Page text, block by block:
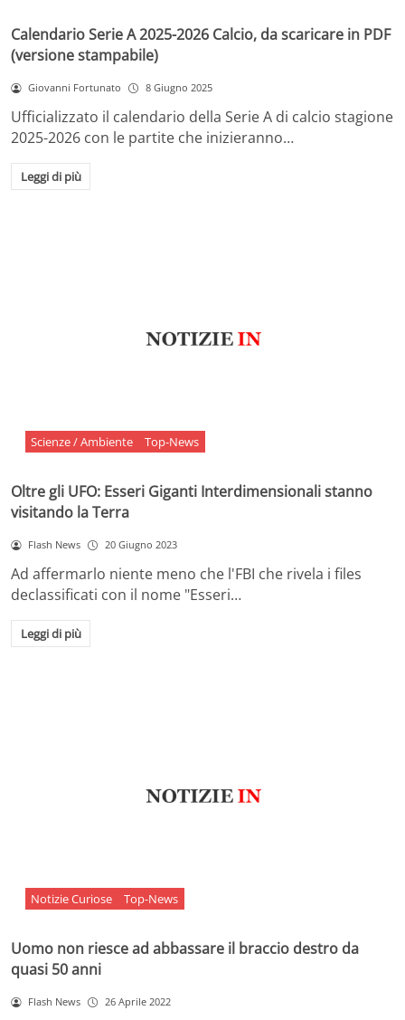
Calendario Serie A 2025-2026 Calcio, da scaricare in PDF
(versione stampabile)
Giovanni Fortunato 8 Giugno 2025
Ufficializzato il calendario della Serie A di calcio stagione
2025-2026 con le partite che inizieranno…
Leggi di più
Scienze / Ambiente Top-News
Oltre gli UFO: Esseri Giganti Interdimensionali stanno
visitando la Terra
Flash News 20 Giugno 2023
Ad affermarlo niente meno che l'FBI che rivela i files
declassificati con il nome "Esseri…
Leggi di più
Notizie Curiose Top-News
Uomo non riesce ad abbassare il braccio destro da
quasi 50 anni
Flash News 26 Aprile 2022